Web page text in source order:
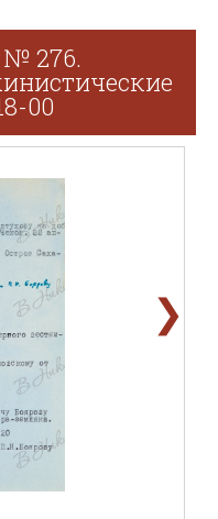
276.
00
❯